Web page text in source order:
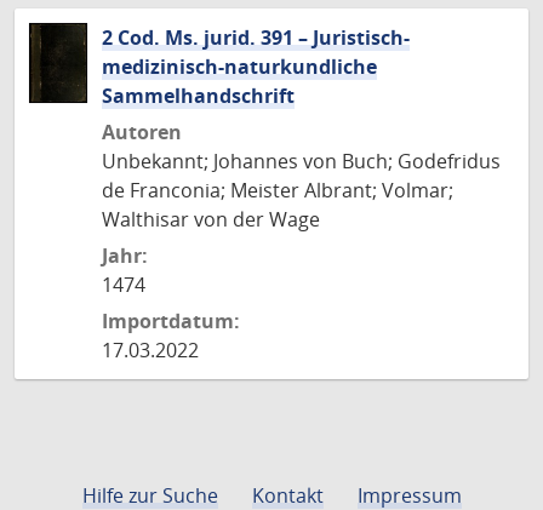
2 Cod. Ms. jurid. 391 – Juristisch-
medizinisch-naturkundliche
Sammelhandschrift
Autoren
Unbekannt; Johannes von Buch; Godefridus
de Franconia; Meister Albrant; Volmar;
Walthisar von der Wage
Jahr:
1474
Importdatum:
17.03.2022
Hilfe zur Suche Kontakt
Impressum